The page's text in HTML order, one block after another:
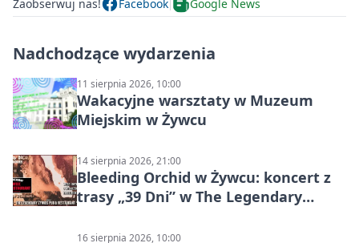
Zaobserwuj nas! Facebook Google News
Nadchodzące wydarzenia
11 sierpnia 2026, 10:00
Wakacyjne warsztaty w Muzeum
Miejskim w Żywcu
14 sierpnia 2026, 21:00
Bleeding Orchid w Żywcu: koncert z
trasy „39 Dni” w The Legendary
16 sierpnia 2026, 10:00